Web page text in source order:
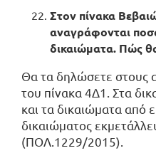
Στον πίνακα
αναγράφονται
δικαιώματα. Πώς
Θα τα δηλώσετε στους
του πίνακα 4Δ1. Στα
και τα δικαιώματα από
δικαιώματος
(ΠΟΛ.1229/2015).